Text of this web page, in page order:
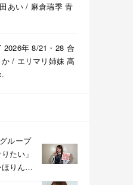
あい / 麻倉瑞季 青
2026年 8/21・28 合
/ エリマリ姉妹 髙
ループ
たい」
りんが